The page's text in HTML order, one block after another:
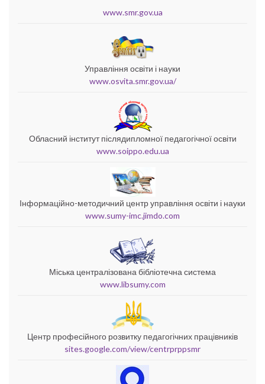
www.smr.gov.ua
Управління освіти і науки
www.osvita.smr.gov.ua/
Обласний інститут післядипломної педагогічної освіти
www.soippo.edu.ua
Інформаційно-методичний центр управління освіти і науки
www.sumy-imc.jimdo.com
Міська централізована бібліотечна система
www.libsumy.com
Центр професійного розвитку педагогічних працівників
sites.google.com/view/centrprppsmr